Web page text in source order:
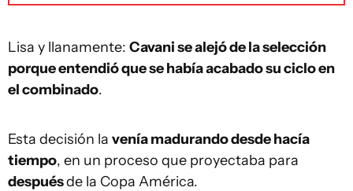
Lisa y llanamente: Cavani se alejó de la selección
porque entendió que se había acabado su ciclo en
el combinado.
Esta decisión la venía madurando desde hacía
tiempo, en un proceso que proyectaba para
despuésde la Copa América.